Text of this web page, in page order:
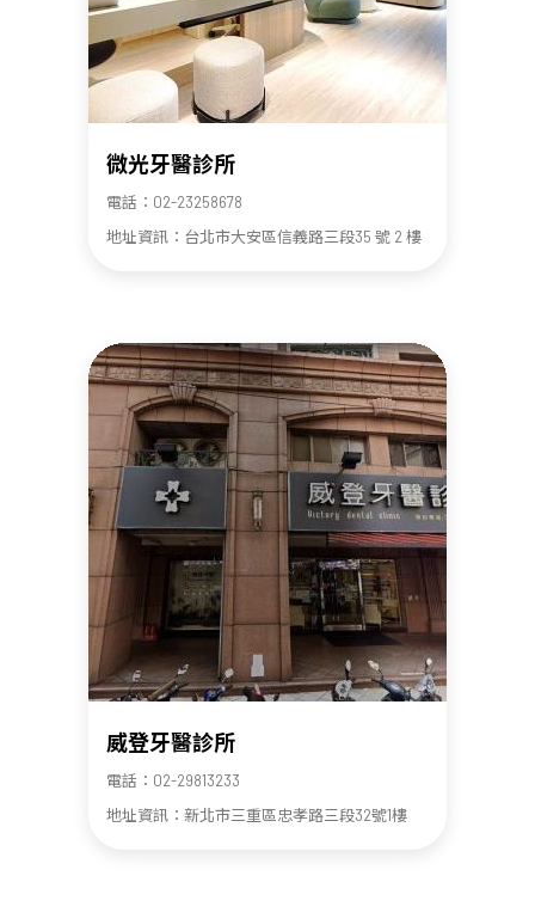
微光牙醫診所
電話：02-23258678
地址資訊：台北市大安區信義路三段35 號 2 樓
威登牙醫診所
電話：02-29813233
地址資訊：新北市三重區忠孝路三段32號1樓